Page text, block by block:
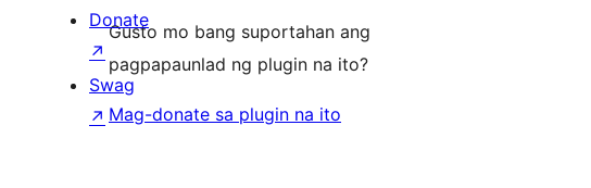
Gusto mo bang suportahan ang
pagpapaunlad ng plugin na ito?
Mag-donate sa plugin na ito
Donate
↗
Swag
↗